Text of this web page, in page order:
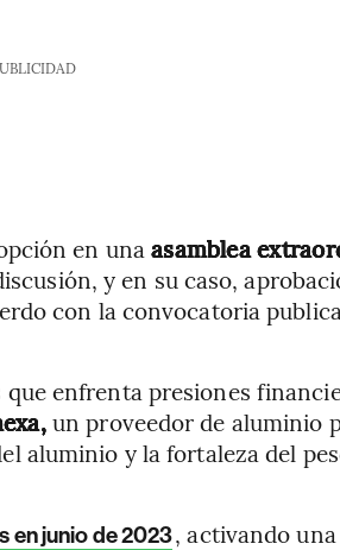
en unaasamblea
y en su caso,
con la convocatoria
enfrenta presiones
un proveedor de aluminio
aluminio y la fortaleza del
en junio de 2023, activando